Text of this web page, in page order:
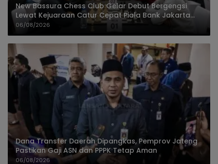
New Bassura Chess Club Gelar Debut Bergengsi
Lewat Kejuaraan Catur Cepat Piala Bank Jakarta
2026
06/08/2026
Dana Transfer Daerah Dipangkas, Pemprov Jateng
Pastikan Gaji ASN dan PPPK Tetap Aman
06/08/2026